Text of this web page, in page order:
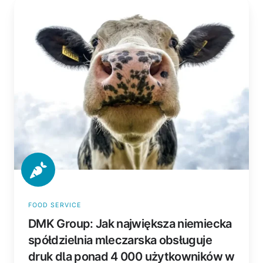
największa
niemiecka
dla
ponad
000
użytkowników
Virtual
Desktop
FOOD SERVICE
DMK Group: Jak największa niemiecka
spółdzielnia mleczarska obsługuje
druk dla ponad 4 000 użytkowników w